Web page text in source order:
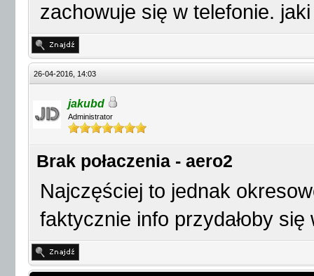
zachowuje się w telefonie.
26-04-2016, 14:03
jakubd
Administrator
Brak połaczenia - aero2
Najczęściej to jednak
faktycznie info przydałoby się